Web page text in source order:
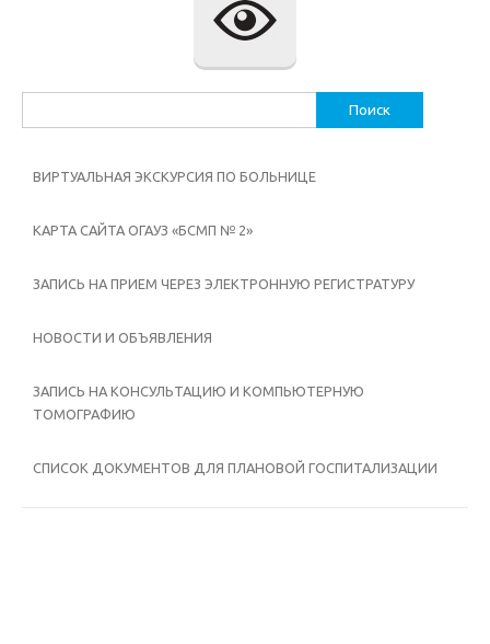
ВИРТУАЛЬНАЯ ЭКСКУРСИЯ ПО БОЛЬНИЦЕ
КАРТА САЙТА ОГАУЗ «БСМП № 2»
ЗАПИСЬ НА ПРИЕМ ЧЕРЕЗ ЭЛЕКТРОННУЮ РЕГИСТРАТУРУ
НОВОСТИ И ОБЪЯВЛЕНИЯ
ЗАПИСЬ НА КОНСУЛЬТАЦИЮ И КОМПЬЮТЕРНУЮ
ТОМОГРАФИЮ
СПИСОК ДОКУМЕНТОВ ДЛЯ ПЛАНОВОЙ ГОСПИТАЛИЗАЦИИ